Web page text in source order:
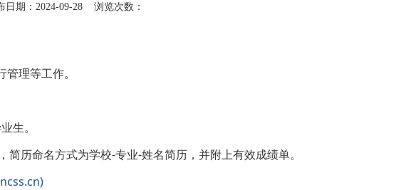
期：2024-09-28 浏览次数：
理等工作。
生。
历命名方式为学校-专业-姓名简历，并附上有效成绩单。